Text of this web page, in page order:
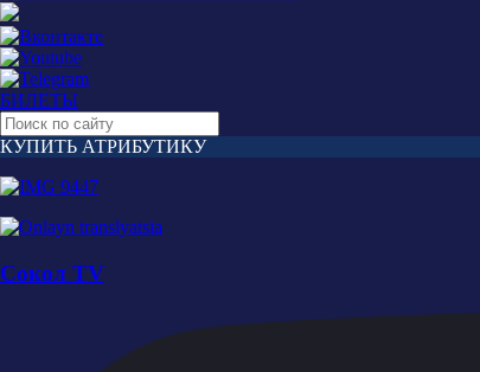
БИЛЕТЫ
КУПИТЬ АТРИБУТИКУ
Сокол TV